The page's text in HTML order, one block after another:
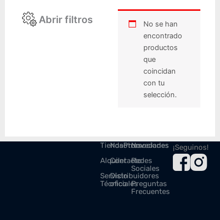
No se han
encontrado
productos
que
coincidan
con tu
selección.
Abrir filtros
Tienda
Alquiler
Servicio
Técnico
Nosotros
Contacto
Distribuidores
oficiales
Promociones
Novedades
Redes
Sociales
Preguntas
Frecuentes
¡Seguinos!